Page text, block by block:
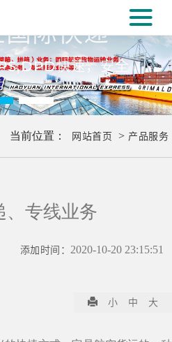
际快递
快速，安全
当前位置： 网站首页 > 产品服务
、专线业务
添加时间：2020-10-20 23:15:51
小 中 大